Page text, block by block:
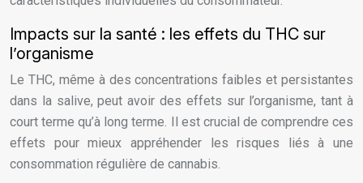
Impacts sur la santé : les effets du THC sur
l’organisme
Le THC, même à des concentrations faibles et persistantes
dans la salive, peut avoir des effets sur l’organisme, tant à
court terme qu’à long terme. Il est crucial de comprendre ces
effets pour mieux appréhender les risques liés à une
consommation régulière de cannabis.